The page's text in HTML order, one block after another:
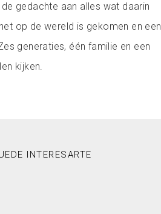
gedachte aan alles wat daarin
op de wereld is gekomen en een
generaties, één familie en een
kijken.
INTERESARTE